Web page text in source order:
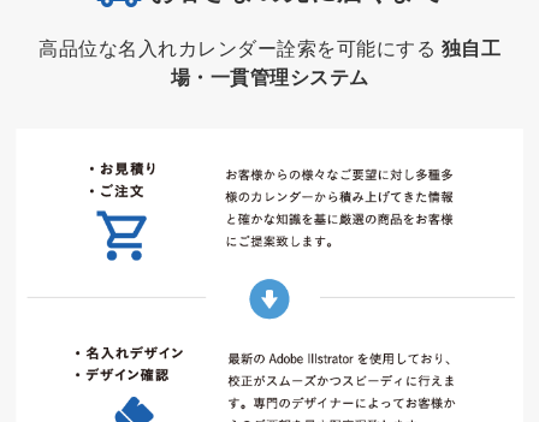
高品位な名入れカレンダー詮索を可能にする 独自工
場・一貫管理システム